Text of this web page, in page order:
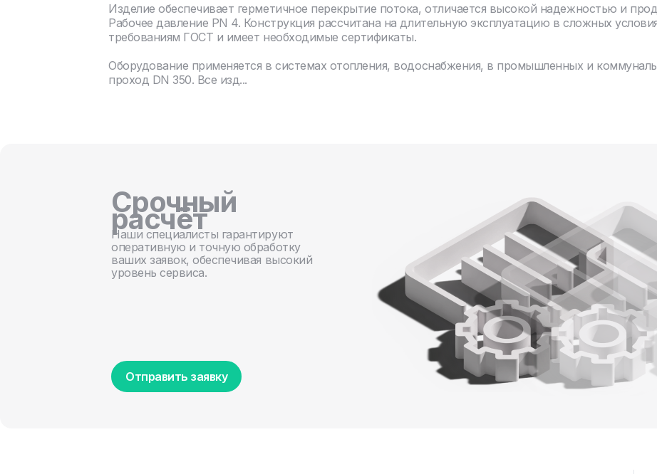
Изделие обеспечивает герметичное перекрытие потока, отличается высокой надежностью и
Рабочее давление PN 4. Конструкция рассчитана на длительную эксплуатацию в сложных
требованиям ГОСТ и имеет необходимые сертификаты.
Оборудование применяется в системах отопления, водоснабжения, в промышленных и
проход DN 350. Все изд...
Срочный
расчёт
Наши специалисты гарантируют
оперативную и точную обработку
ваших заявок, обеспечивая высокий
уровень сервиса.
Отправить заявку